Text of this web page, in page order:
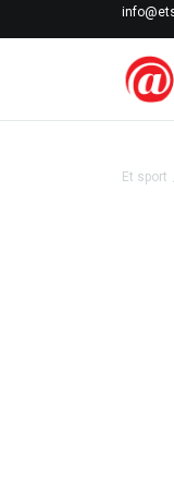
LICENCIRANI
Et sport